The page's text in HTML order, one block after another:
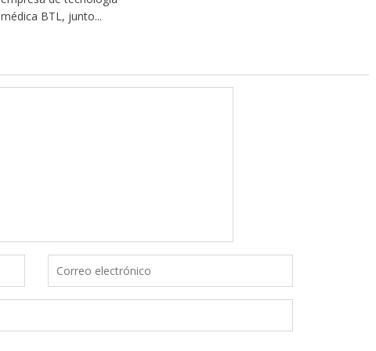
médica BTL, junto...